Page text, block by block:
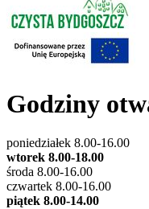
Godziny
poniedziałek 8.00-16.00
wtorek 8.00-18.00
środa 8.00-16.00
czwartek 8.00-16.00
piątek 8.00-14.00